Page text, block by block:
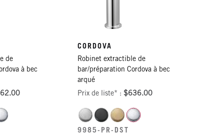
de
à bec
CORDOVA
Robinet extractible de
bar/préparation Cordova à bec
arqué
Prix de liste* : $636.00
9985-PR-DST